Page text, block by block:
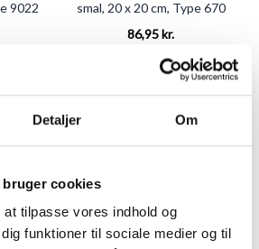
Detaljer Om
bruger cookies
tilpasse vores indhold og
funktioner til sociale medier og til
9022
smal, 20 x 20 cm, Type 670
86,95 kr.
TILFØJ TIL KURV